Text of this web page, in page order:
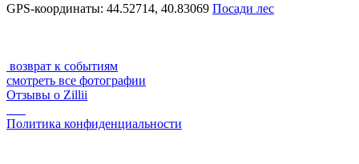
GPS-координаты: 44.52714, 40.83069 Посади лес
возврат к событиям
смотреть все фотографии
Отзывы о Zillii
Политика конфиденциальности